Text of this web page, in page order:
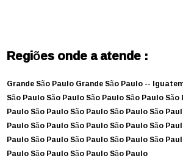
Regiões onde a atende :
Grande São PauloGrande São Paulo --
São PauloSão PauloSão PauloSão PauloSão
PauloSão PauloSão PauloSão PauloSão
PauloSão PauloSão PauloSão PauloSão
PauloSão PauloSão PauloSão PauloSão
PauloSão PauloSão PauloSão Paulo